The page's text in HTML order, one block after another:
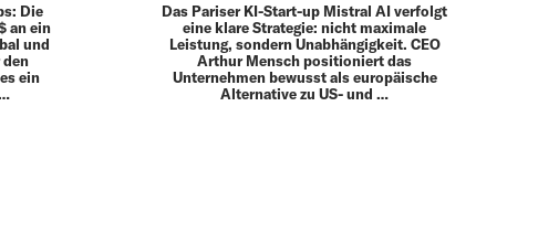
Die
an ein
und
den
ein
Das Pariser KI-Start-up Mistral AI verfolgt
eine klare Strategie: nicht maximale
Leistung, sondern Unabhängigkeit. CEO
Arthur Mensch positioniert das
Unternehmen bewusst als europäische
Alternative zu US- und …